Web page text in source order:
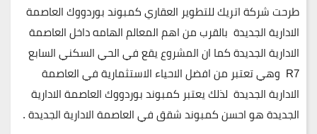
طرحت شركة اتريك للتطوير العقاري كمبوند بوردووك العاصمة
الادارية الجديدة بالقرب من اهم المعالم الهامه داخل العاصمة
الادارية الجديدة كما ان المشروع يقع في الحي السكني السابع
R7 وهي تعتبر من افضل الاحياء الاستثمارية في العاصمة
الادارية الجديدة لذلك يعتبر كمبوند بوردووك العاصمة الادارية
الجديدة هو احسن كمبوند شقق في العاصمة الادارية الجديدة .